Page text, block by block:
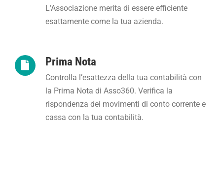
L’Associazione merita di essere efficiente
esattamente come la tua azienda.
Prima Nota
Controlla l’esattezza della tua contabilità con
la Prima Nota di Asso360. Verifica la
rispondenza dei movimenti di conto corrente e
cassa con la tua contabilità.